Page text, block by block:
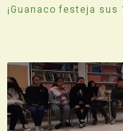
¡Guanaco festeja sus